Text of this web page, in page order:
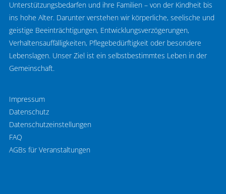
Unterstützungsbedarfen und ihre Familien – von der Kindheit bis
ins hohe Alter. Darunter verstehen wir körperliche, seelische und
geistige Beeinträchtigungen, Entwicklungsverzögerungen,
Verhaltensauffälligkeiten, Pflegebedürftigkeit oder besondere
Lebenslagen. Unser Ziel ist ein selbstbestimmtes Leben in der
Gemeinschaft.
Impressum
Datenschutz
Datenschutzeinstellungen
FAQ
AGBs für Veranstaltungen